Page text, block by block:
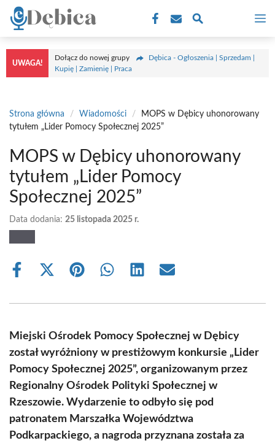
Przejdź
treści
UWAGA!
Dołącz do nowej grupy
Dębica - Ogłoszenia | Sprzedam |
Kupię | Zamienię | Praca
Strona główna / Wiadomości /
MOPS w Dębicy uhonorowany
tytułem „Lider Pomocy Społecznej 2025”
MOPS w Dębicy uhonorowany
tytułem „Lider Pomocy
Społecznej 2025”
Data dodania: 25 listopada 2025 r.
Share
Share
(Twitter)
Share Share Share Share
Miejski Ośrodek Pomocy Społecznej w Dębicy
został wyróżniony w prestiżowym konkursie „Lider
Pomocy Społecznej 2025”, organizowanym przez
Regionalny Ośrodek Polityki Społecznej w
Rzeszowie. Wydarzenie to odbyło się pod
patronatem Marszałka Województwa
Podkarpackiego, a nagroda przyznana została za